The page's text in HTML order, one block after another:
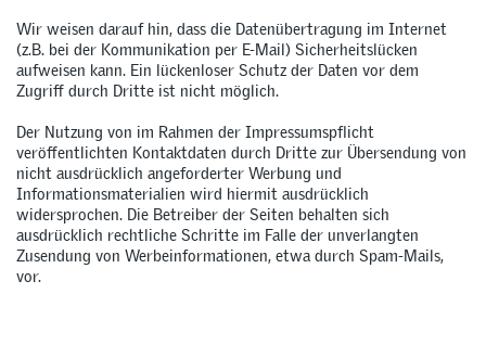
Wir weisen darauf hin, dass die Datenübertragung im Internet
(z.B. bei der Kommunikation per E-Mail) Sicherheitslücken
aufweisen kann. Ein lückenloser Schutz der Daten vor dem
Zugriff durch Dritte ist nicht möglich.
Der Nutzung von im Rahmen der Impressumspflicht
veröffentlichten Kontaktdaten durch Dritte zur Übersendung von
nicht ausdrücklich angeforderter Werbung und
Informationsmaterialien wird hiermit ausdrücklich
widersprochen. Die Betreiber der Seiten behalten sich
ausdrücklich rechtliche Schritte im Falle der unverlangten
Zusendung von Werbeinformationen, etwa durch Spam-Mails,
vor.